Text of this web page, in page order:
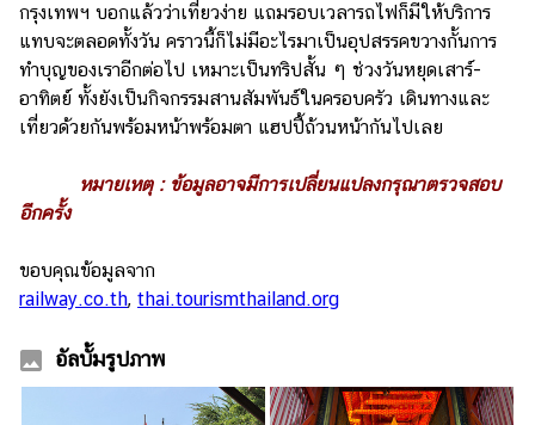
กรุงเทพฯ บอกแล้วว่าเที่ยวง่าย แถมรอบเวลารถไฟก็มีให้บริการ
แทบจะตลอดทั้งวัน คราวนี้ก็ไม่มีอะไรมาเป็นอุปสรรคขวางกั้นการ
ทำบุญของเราอีกต่อไป เหมาะเป็นทริปสั้น ๆ ช่วงวันหยุดเสาร์-
อาทิตย์ ทั้งยังเป็นกิจกรรมสานสัมพันธ์ในครอบครัว เดินทางและ
เที่ยวด้วยกันพร้อมหน้าพร้อมตา แฮปปี้ถ้วนหน้ากันไปเลย
หมายเหตุ : ข้อมูลอาจมีการเปลี่ยนแปลงกรุณาตรวจสอบ
อีกครั้ง
ขอบคุณข้อมูลจาก
railway.co.th, thai.tourismthailand.org
อัลบั้มรูปภาพ